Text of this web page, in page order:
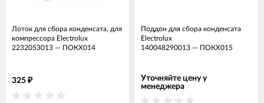
Лоток для сбора конденсата, для
компрессора Electrolux
2232053013 — ПОКХ014
325 ₽
Поддон для сбора конденсата
Electrolux
140048290013 — ПОКХ015
Уточняйте цену у
менеджера